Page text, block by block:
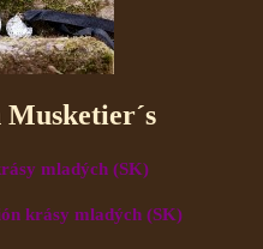
mladých (SK)
krásy mladých (SK)